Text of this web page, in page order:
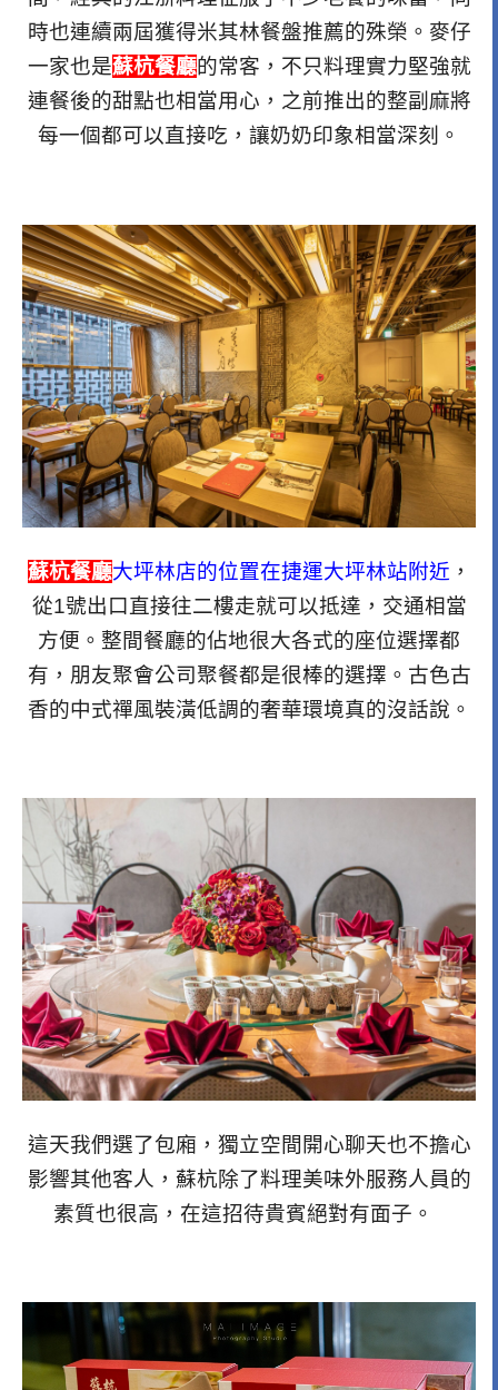
時也連續兩屆獲得米其林餐盤推薦的殊榮。麥仔
一家也是蘇杭餐廳的常客，不只料理實力堅強就
連餐後的甜點也相當用心，之前推出的整副麻將
每一個都可以直接吃，讓奶奶印象相當深刻。
蘇杭餐廳大坪林店的位置在捷運大坪林站附近 ，
從1號出口直接往二樓走就可以抵達，交通相當
方便。整間餐廳的佔地很大各式的座位選擇都
有，朋友聚會公司聚餐都是很棒的選擇。古色古
香的中式禪風裝潢低調的奢華環境真的沒話說。
這天我們選了包廂，獨立空間開心聊天也不擔心
影響其他客人，蘇杭除了料理美味外服務人員的
素質也很高，在這招待貴賓絕對有面子。